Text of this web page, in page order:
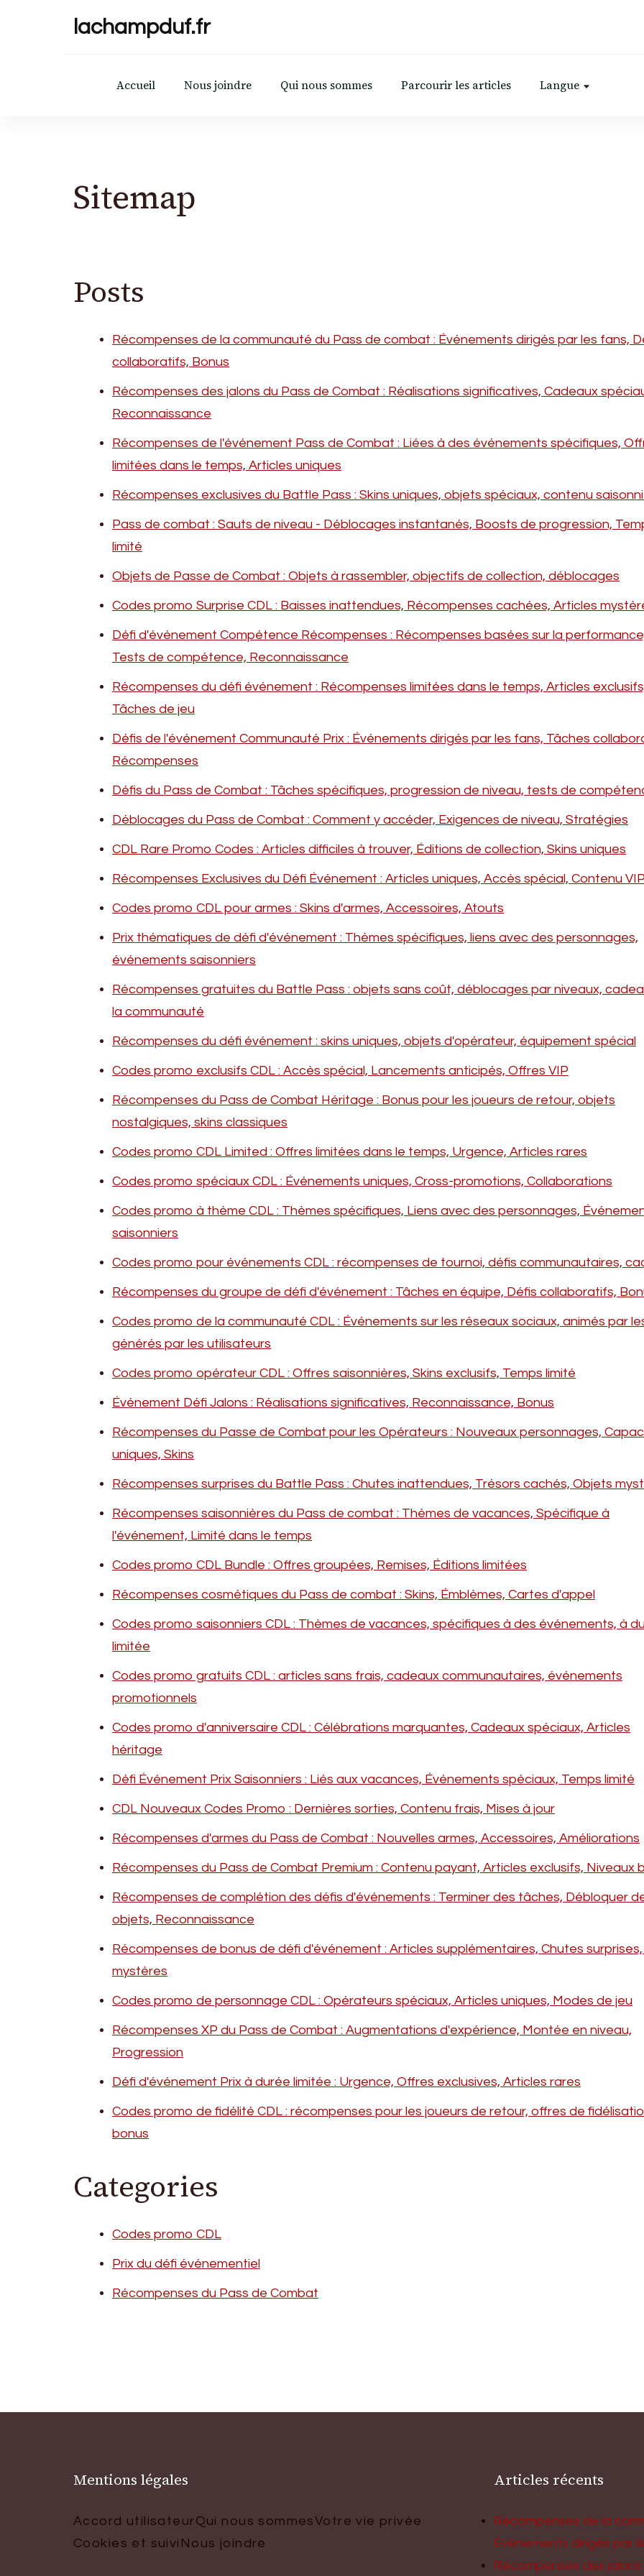
lachampduf.fr
Accueil Nous joindre Qui nous sommes Parcourir les articles Langue
Sitemap
Posts
Récompenses de la communauté du Pass de combat : Événements dirigés par les fans,
collaboratifs, Bonus
Récompenses des jalons du Pass de Combat : Réalisations significatives, Cadeaux
Reconnaissance
Récompenses de l'événement Pass de Combat : Liées à des événements spécifiques,
limitées dans le temps, Articles uniques
Récompenses exclusives du Battle Pass : Skins uniques, objets spéciaux, contenu
Pass de combat : Sauts de niveau - Déblocages instantanés, Boosts de progression,
limité
Objets de Passe de Combat : Objets à rassembler, objectifs de collection, déblocages
Codes promo Surprise CDL : Baisses inattendues, Récompenses cachées, Articles
Défi d'événement Compétence Récompenses : Récompenses basées sur la
Tests de compétence, Reconnaissance
Récompenses du défi événement : Récompenses limitées dans le temps, Articles
Tâches de jeu
Défis de l'événement Communauté Prix : Événements dirigés par les fans, Tâches
Récompenses
Défis du Pass de Combat : Tâches spécifiques, progression de niveau, tests de
Déblocages du Pass de Combat : Comment y accéder, Exigences de niveau, Stratégies
CDL Rare Promo Codes : Articles difficiles à trouver, Éditions de collection, Skins uniques
Récompenses Exclusives du Défi Événement : Articles uniques, Accès spécial, Contenu VIP
Codes promo CDL pour armes : Skins d'armes, Accessoires, Atouts
Prix thématiques de défi d'événement : Thèmes spécifiques, liens avec des personnages,
événements saisonniers
Récompenses gratuites du Battle Pass : objets sans coût, déblocages par niveaux,
la communauté
Récompenses du défi événement : skins uniques, objets d'opérateur, équipement spécial
Codes promo exclusifs CDL : Accès spécial, Lancements anticipés, Offres VIP
Récompenses du Pass de Combat Héritage : Bonus pour les joueurs de retour, objets
nostalgiques, skins classiques
Codes promo CDL Limited : Offres limitées dans le temps, Urgence, Articles rares
Codes promo spéciaux CDL : Événements uniques, Cross-promotions, Collaborations
Codes promo à thème CDL : Thèmes spécifiques, Liens avec des personnages,
saisonniers
Codes promo pour événements CDL : récompenses de tournoi, défis communautaires,
Récompenses du groupe de défi d'événement : Tâches en équipe, Défis collaboratifs,
Codes promo de la communauté CDL : Événements sur les réseaux sociaux, animés par
générés par les utilisateurs
Codes promo opérateur CDL : Offres saisonnières, Skins exclusifs, Temps limité
Événement Défi Jalons : Réalisations significatives, Reconnaissance, Bonus
Récompenses du Passe de Combat pour les Opérateurs : Nouveaux personnages,
uniques, Skins
Récompenses surprises du Battle Pass : Chutes inattendues, Trésors cachés, Objets
Récompenses saisonnières du Pass de combat : Thèmes de vacances, Spécifique à
l'événement, Limité dans le temps
Codes promo CDL Bundle : Offres groupées, Remises, Éditions limitées
Récompenses cosmétiques du Pass de combat : Skins, Émblèmes, Cartes d'appel
Codes promo saisonniers CDL : Thèmes de vacances, spécifiques à des événements, à
limitée
Codes promo gratuits CDL : articles sans frais, cadeaux communautaires, événements
promotionnels
Codes promo d'anniversaire CDL : Célébrations marquantes, Cadeaux spéciaux, Articles
héritage
Défi Événement Prix Saisonniers : Liés aux vacances, Événements spéciaux, Temps limité
CDL Nouveaux Codes Promo : Dernières sorties, Contenu frais, Mises à jour
Récompenses d'armes du Pass de Combat : Nouvelles armes, Accessoires, Améliorations
Récompenses du Pass de Combat Premium : Contenu payant, Articles exclusifs, Niveaux
Récompenses de complétion des défis d'événements : Terminer des tâches, Débloquer
objets, Reconnaissance
Récompenses de bonus de défi d'événement : Articles supplémentaires, Chutes surprises,
mystères
Codes promo de personnage CDL : Opérateurs spéciaux, Articles uniques, Modes de jeu
Récompenses XP du Pass de Combat : Augmentations d'expérience, Montée en niveau,
Progression
Défi d'événement Prix à durée limitée : Urgence, Offres exclusives, Articles rares
Codes promo de fidélité CDL : récompenses pour les joueurs de retour, offres de
bonus
Categories
Codes promo CDL
Prix du défi événementiel
Récompenses du Pass de Combat
Mentions légales
Accord utilisateurQui nous sommesVotre vie privée
Cookies et suivi Nous joindre
Articles récents
Récompenses de la
Événements dirigés par
Récompenses des